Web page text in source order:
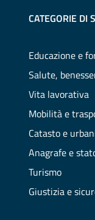
CATEGORIE DI
Educazione e
Salute,
Vita lavorativa
Mobilità e
Catasto e
Anagrafe e
Turismo
Giustizia e